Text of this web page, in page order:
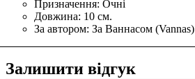
Призначення: Очні
Довжина: 10 см.
За автором: За Ваннасом (Vannas)
Залишити відгук